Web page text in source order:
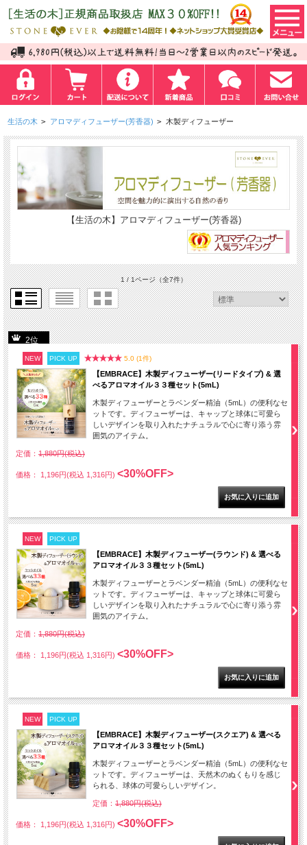
生活の木 > アロマディフューザー(芳香器) > 木製ディフューザー
【生活の木】アロマディフューザー(芳香器)
1 / 1ページ（全7件）
2位
NEW PICK UP 5.0 (1件)
【EMBRACE】木製ディフューザー(リードタイプ) & 選
べるアロマオイル３３種セット(5mL)
木製ディフューザーとラベンダー精油（5mL）の便利なセ
ットです。ディフューザーは、キャップと球体に可愛ら
しいデザインを取り入れたナチュラルで心に寄り添う雰
囲気のアイテム。
定価： 1,880円(税込)
価格： 1,196円(税込 1,316円) <30%OFF>
NEW PICK UP
【EMBRACE】木製ディフューザー(ラウンド) & 選べる
アロマオイル３３種セット(5mL)
木製ディフューザーとラベンダー精油（5mL）の便利なセ
ットです。ディフューザーは、キャップと球体に可愛ら
しいデザインを取り入れたナチュラルで心に寄り添う雰
囲気のアイテム。
定価： 1,880円(税込)
価格： 1,196円(税込 1,316円) <30%OFF>
NEW PICK UP
【EMBRACE】木製ディフューザー(スクエア) & 選べる
アロマオイル３３種セット(5mL)
木製ディフューザーとラベンダー精油（5mL）の便利なセ
ットです。ディフューザーは、天然木のぬくもりを感じ
られる、球体の可愛らしいデザイン。
定価： 1,880円(税込)
価格： 1,196円(税込 1,316円) <30%OFF>